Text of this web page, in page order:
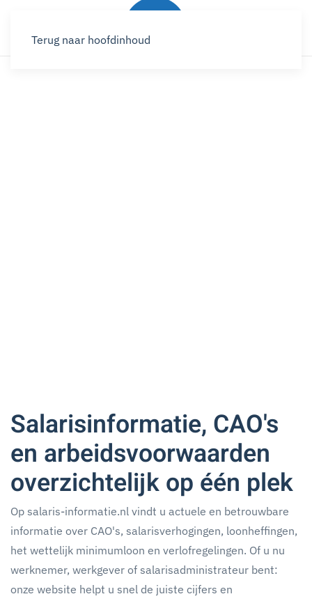
Terug naar hoofdinhoud
Salarisinformatie, CAO's
en arbeidsvoorwaarden
overzichtelijk op één plek
Op salaris-informatie.nl vindt u actuele en betrouwbare
informatie over CAO's, salarisverhogingen, loonheffingen,
het wettelijk minimumloon en verlofregelingen. Of u nu
werknemer, werkgever of salarisadministrateur bent:
onze website helpt u snel de juiste cijfers en